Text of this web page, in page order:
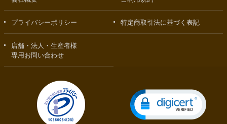
プライバシーポリシー 特定商取引法に基づく表記
店舗・法人・生産者様
専用お問い合わせ